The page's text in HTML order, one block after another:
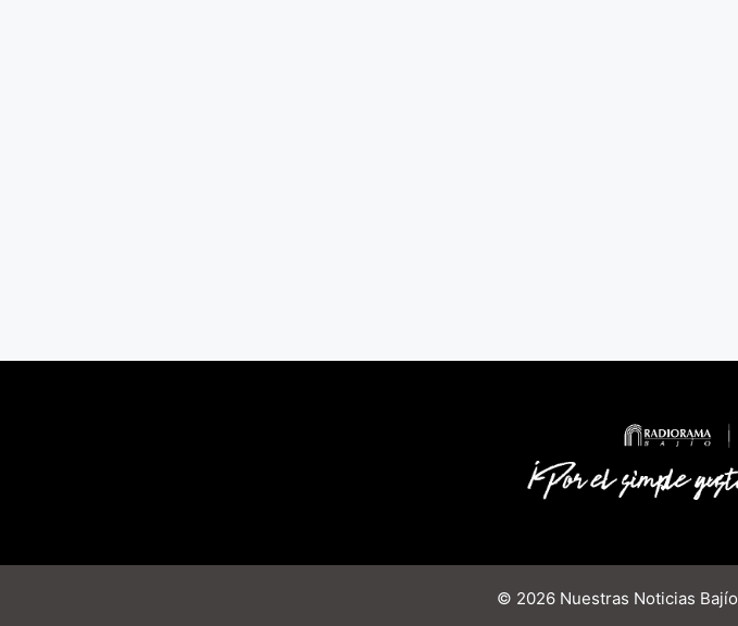
© 2026 Nuestras Noticias Bajío